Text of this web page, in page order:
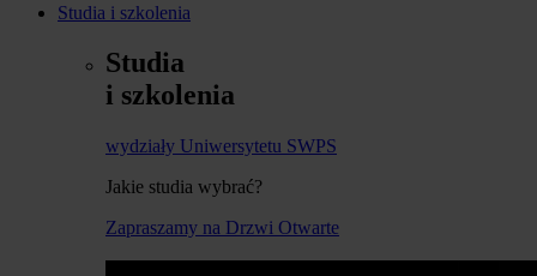
Studia i szkolenia
Studia
i szkolenia
wydziały Uniwersytetu SWPS
Jakie studia wybrać?
Zapraszamy na Drzwi Otwarte